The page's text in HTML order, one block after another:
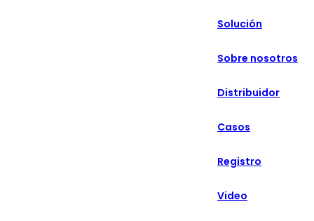
русский
Español
Solución
Sobre nosotros
Distribuidor
Casos
Registro
Video